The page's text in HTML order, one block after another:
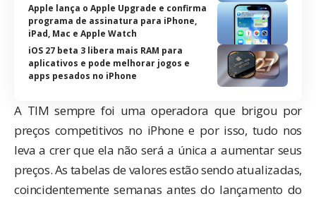
Apple lança o Apple Upgrade e confirma
programa de assinatura para iPhone,
iPad, Mac e Apple Watch
iOS 27 beta 3 libera mais RAM para
aplicativos e pode melhorar jogos e
apps pesados no iPhone
A TIM sempre foi uma operadora que brigou por
preços competitivos no iPhone e por isso, tudo nos
leva a crer que ela não será a única a aumentar seus
preços. As tabelas de valores estão sendo atualizadas,
coincidentemente semanas antes do lançamento do